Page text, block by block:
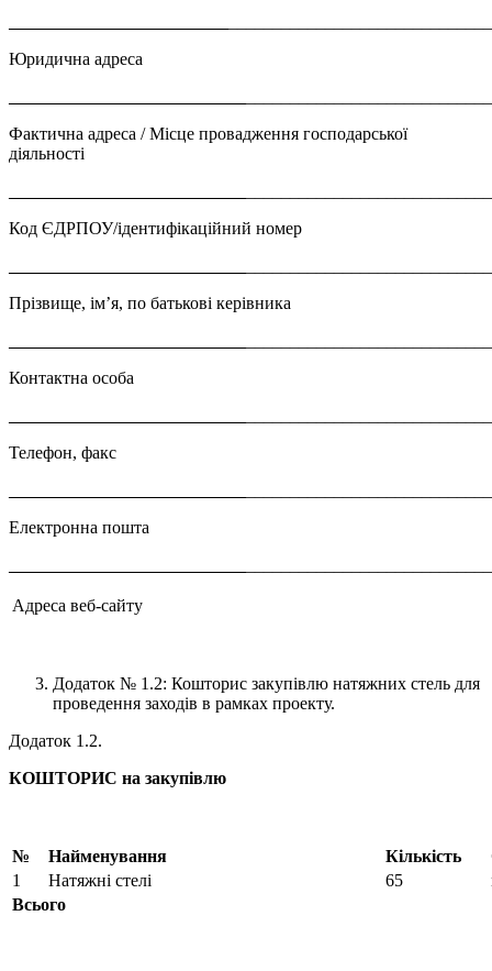
Юридична адреса
Фактична адреса / Місце провадження господарської
діяльності
Код ЄДРПОУ/ідентифікаційний номер
Прізвище, ім’я, по батькові керівника
Контактна особа
Телефон, факс
Електронна пошта
Адреса веб-сайту
Додаток № 1.2: Кошторис закупівлю натяжних стель для
проведення заходів в рамках проекту.
Додаток 1.2.
КОШТОРИС на закупівлю
№ Найменування Кількість
1
Натяжні стелі 65
Всього